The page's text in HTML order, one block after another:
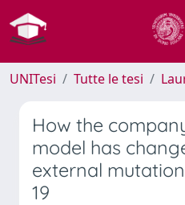
UNITesi Tutte le tesi
How the
model has
external
19